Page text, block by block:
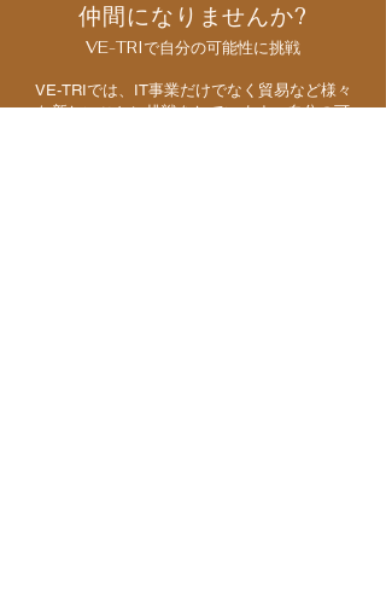
仲間になりませんか?
VE-TRIで自分の可能性に挑戦
VE-TRIでは、IT事業だけでなく貿易など様々
な新しいことに挑戦をしています。自分の可